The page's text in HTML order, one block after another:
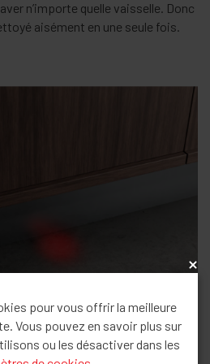
n’importe quelle vaisselle. Donc
aisément en une seule fois.
x
pour vous offrir la meilleure
Vous pouvez en savoir plus sur
ou les désactiver dans les